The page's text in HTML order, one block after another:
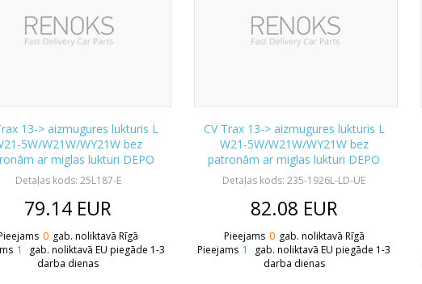
13-> aizmugures lukturis L
5W/W21W/WY21W bez
ar miglas lukturi DEPO
Detaļas kods: 25L187-E
79.14 EUR
0 gab. noliktavā Rīgā
1
gab. noliktavā EU piegāde 1-3
darba dienas
CV Trax 13-> aizmugures lukturis L
W21-5W/W21W/WY21W bez
patronām ar miglas lukturi DEPO
Detaļas kods: 235-1926L-LD-UE
82.08 EUR
Pieejams 0 gab. noliktavā Rīgā
Pieejams 1
gab. noliktavā EU piegāde 1-3
darba dienas